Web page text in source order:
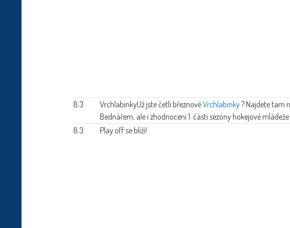
8.3. VrchlabinkyUž jste četli březnovéVrchlabinky? Najdete tam
Bednářem, ale i zhodnocení 1. části sezóny hokejové
8.3.
Play off se blíží!